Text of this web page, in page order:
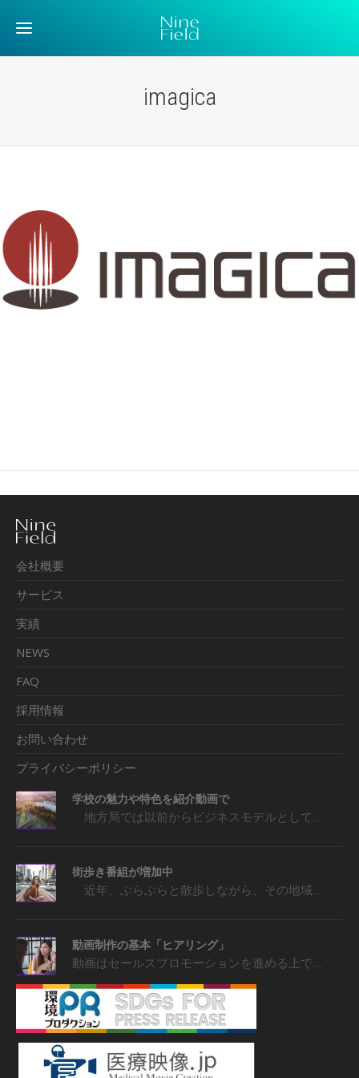
imagica
会社概要
サービス
実績
NEWS
FAQ
採用情報
お問い合わせ
プライバシーポリシー
学校の魅力や特色を紹介動画で
地方局では以前からビジネスモデルとして…
街歩き番組が増加中
近年、ぶらぶらと散歩しながら、その地域…
動画制作の基本「ヒアリング」
動画はセールスプロモーションを進める上で…